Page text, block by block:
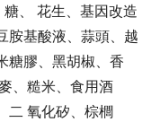
、 花生、基因改造
胺基酸液、蒜頭、越
糖膠、黑胡椒、香
、糙米、食用酒
二 氧化矽、棕櫚